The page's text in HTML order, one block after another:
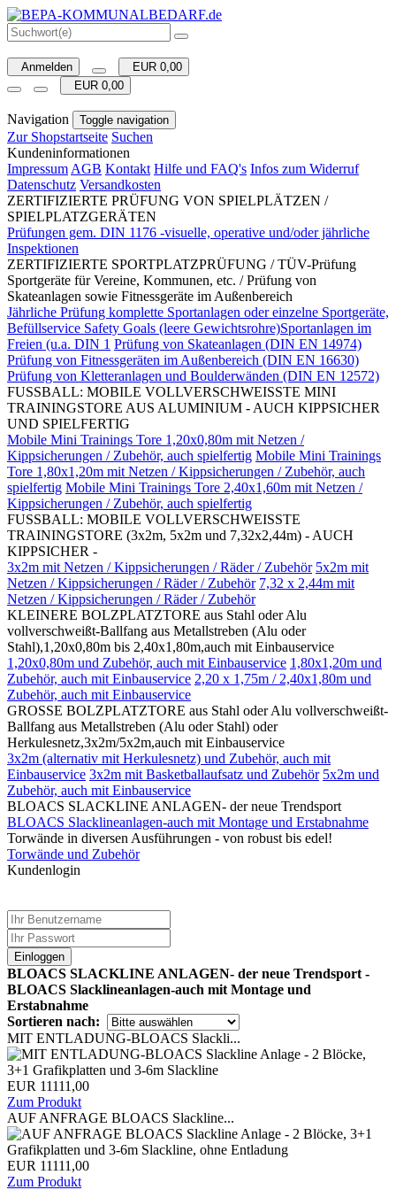
Anmelden
EUR 0,00
EUR 0,00
Navigation Toggle navigation
Zur Shopstartseite Suchen
Kundeninformationen
Impressum AGB Kontakt Hilfe und FAQ's Infos zum Widerruf
Datenschutz Versandkosten
ZERTIFIZIERTE PRÜFUNG VON SPIELPLÄTZEN /
SPIELPLATZGERÄTEN
Prüfungen gem. DIN 1176 -visuelle, operative und/oder jährliche
Inspektionen
ZERTIFIZIERTE SPORTPLATZPRÜFUNG / TÜV-Prüfung
Sportgeräte für Vereine, Kommunen, etc. / Prüfung von
Skateanlagen sowie Fitnessgeräte im Außenbereich
Jährliche Prüfung komplette Sportanlagen oder einzelne Sportgeräte,
Befüllservice Safety Goals (leere Gewichtsrohre)Sportanlagen im
Freien (u.a. DIN 1 Prüfung von Skateanlagen (DIN EN 14974)
Prüfung von Fitnessgeräten im Außenbereich (DIN EN 16630)
Prüfung von Kletteranlagen und Boulderwänden (DIN EN 12572)
FUSSBALL: MOBILE VOLLVERSCHWEISSTE MINI
TRAININGSTORE AUS ALUMINIUM - AUCH KIPPSICHER
UND SPIELFERTIG
Mobile Mini Trainings Tore 1,20x0,80m mit Netzen /
Kippsicherungen / Zubehör, auch spielfertig Mobile Mini Trainings
Tore 1,80x1,20m mit Netzen / Kippsicherungen / Zubehör, auch
spielfertig Mobile Mini Trainings Tore 2,40x1,60m mit Netzen /
Kippsicherungen / Zubehör, auch spielfertig
FUSSBALL: MOBILE VOLLVERSCHWEISSTE
TRAININGSTORE (3x2m, 5x2m und 7,32x2,44m) - AUCH
KIPPSICHER -
3x2m mit Netzen / Kippsicherungen / Räder / Zubehör 5x2m mit
Netzen / Kippsicherungen / Räder / Zubehör 7,32 x 2,44m mit
Netzen / Kippsicherungen / Räder / Zubehör
KLEINERE BOLZPLATZTORE aus Stahl oder Alu
vollverschweißt-Ballfang aus Metallstreben (Alu oder
Stahl),1,20x0,80m bis 2,40x1,80m,auch mit Einbauservice
1,20x0,80m und Zubehör, auch mit Einbauservice 1,80x1,20m und
Zubehör, auch mit Einbauservice 2,20 x 1,75m / 2,40x1,80m und
Zubehör, auch mit Einbauservice
GROSSE BOLZPLATZTORE aus Stahl oder Alu vollverschweißt-
Ballfang aus Metallstreben (Alu oder Stahl) oder
Herkulesnetz,3x2m/5x2m,auch mit Einbauservice
3x2m (alternativ mit Herkulesnetz) und Zubehör, auch mit
Einbauservice 3x2m mit Basketballaufsatz und Zubehör 5x2m und
Zubehör, auch mit Einbauservice
BLOACS SLACKLINE ANLAGEN- der neue Trendsport
BLOACS Slacklineanlagen-auch mit Montage und Erstabnahme
Torwände in diversen Ausführungen - von robust bis edel!
Torwände und Zubehör
Kundenlogin
Einloggen
BLOACS SLACKLINE ANLAGEN- der neue Trendsport -
BLOACS Slacklineanlagen-auch mit Montage und
Erstabnahme
Sortieren nach:
MIT ENTLADUNG-BLOACS Slackli...
EUR 11111,00
Zum Produkt
AUF ANFRAGE BLOACS Slackline...
EUR 11111,00
Zum Produkt